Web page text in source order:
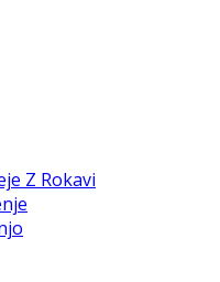
Z Rokavi